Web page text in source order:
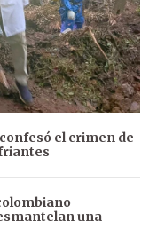
el crimen de
una